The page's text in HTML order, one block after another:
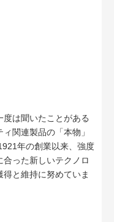
は聞いたことがある
関連製品の「本物」
年の創業以来、強度
った新しいテクノロ
と維持に努めていま